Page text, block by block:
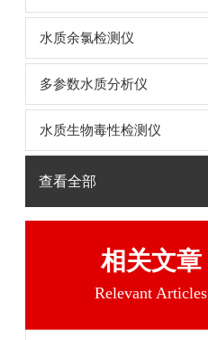
水质余氯检测仪
多参数水质分析仪
水质生物毒性检测仪
查看全部
相关文章
Relevant Articles